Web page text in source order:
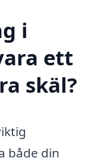
i
ett
skäl?
både din